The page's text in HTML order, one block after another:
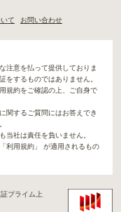
て お問い合わせ
注意を払って提供しておりま
をするものではありません。
規約をご確認の上、ご自身で
関するご質問にはお答えでき
当社は責任を負いません。
利用規約」 が適用されるもの
プライム上